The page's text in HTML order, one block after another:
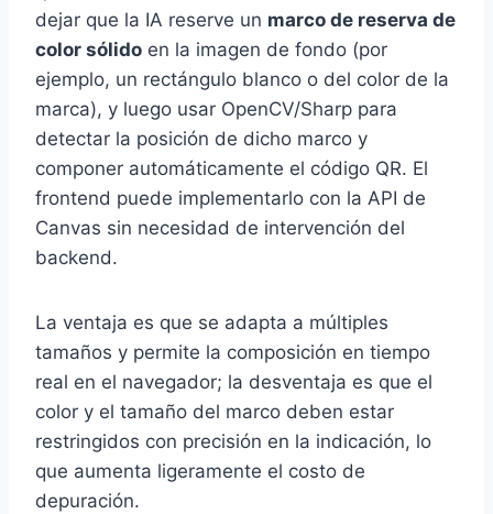
dejar que la IA reserve un marco de reserva de
color sólido en la imagen de fondo (por
ejemplo, un rectángulo blanco o del color de la
marca), y luego usar OpenCV/Sharp para
detectar la posición de dicho marco y
componer automáticamente el código QR. El
frontend puede implementarlo con la API de
Canvas sin necesidad de intervención del
backend.
La ventaja es que se adapta a múltiples
tamaños y permite la composición en tiempo
real en el navegador; la desventaja es que el
color y el tamaño del marco deben estar
restringidos con precisión en la indicación, lo
que aumenta ligeramente el costo de
depuración.